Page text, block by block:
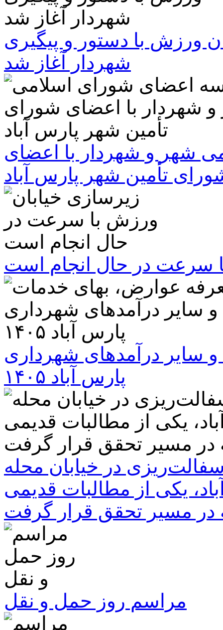
ورزش با دستور و پیگیری
شهردار آغاز شد
شهر و شهردار با اعضای
تأمین شهر پارس آباد
سرعت در حال انجام است
سایر درآمدهای شهرداری
پارس آباد ۱۴۰۵
در خیابان محله
یکی از مطالبات قدیمی
در مسیر تحقق قرار گرفت
مراسم روز حمل و نقل